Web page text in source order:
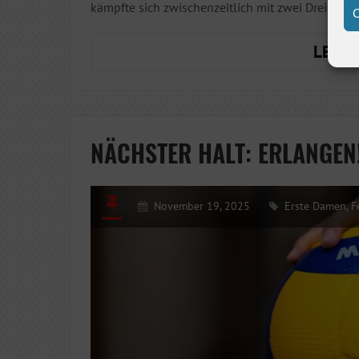
kämpfte sich zwischenzeitlich mit zwei Dreier-
NÄCHSTER HALT:
November 19, 2025 Erste Damen,